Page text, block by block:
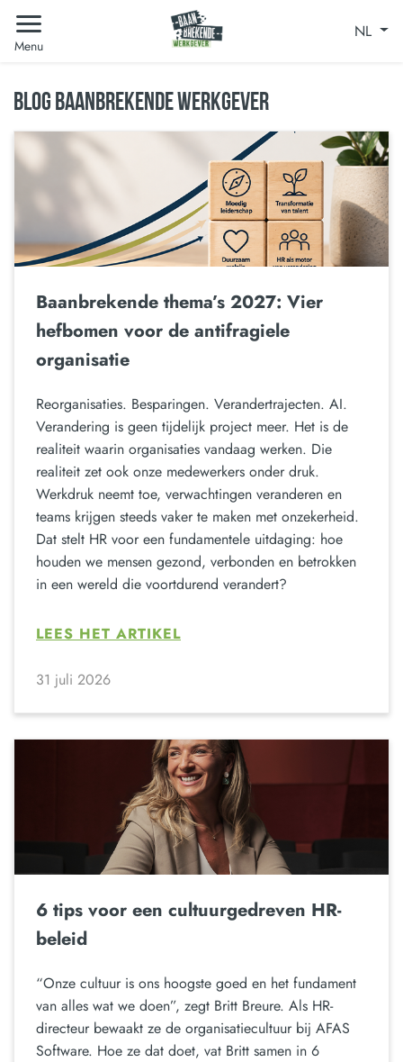
Menu
NL
BLOG BAANBREKENDE WERKGEVER
Baanbrekende thema’s 2027: Vier
hefbomen voor de antifragiele
organisatie
Reorganisaties. Besparingen. Verandertrajecten. AI.
Verandering is geen tijdelijk project meer. Het is de
realiteit waarin organisaties vandaag werken. Die
realiteit zet ook onze medewerkers onder druk.
Werkdruk neemt toe, verwachtingen veranderen en
teams krijgen steeds vaker te maken met onzekerheid.
Dat stelt HR voor een fundamentele uitdaging: hoe
houden we mensen gezond, verbonden en betrokken
in een wereld die voortdurend verandert?
LEES HET ARTIKEL
31 juli 2026
6 tips voor een cultuurgedreven HR-
beleid
“Onze cultuur is ons hoogste goed en het fundament
van alles wat we doen”, zegt Britt Breure. Als HR-
directeur bewaakt ze de organisatiecultuur bij AFAS
Software. Hoe ze dat doet, vat Britt samen in 6